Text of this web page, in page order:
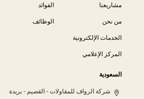
مشاريعنا
من نحن
الخدمات الإلكترونية
المركز الإعلامي
الفوائد
الوظائف
السعودية
شركة الرواف للمقاولات - القصيم - بريدة